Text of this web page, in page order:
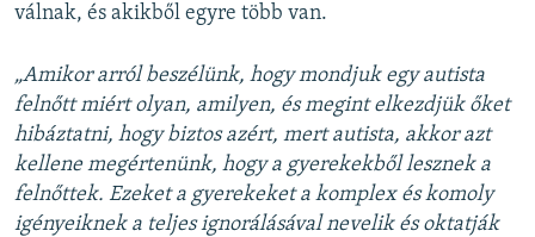
válnak, és akikből egyre több van.
„Amikor arról beszélünk, hogy mondjuk egy autista
felnőtt miért olyan, amilyen, és megint elkezdjük őket
hibáztatni, hogy biztos azért, mert autista, akkor azt
kellene megértenünk, hogy a gyerekekből lesznek a
felnőttek. Ezeket a gyerekeket a komplex és komoly
igényeiknek a teljes ignorálásával nevelik és oktatják